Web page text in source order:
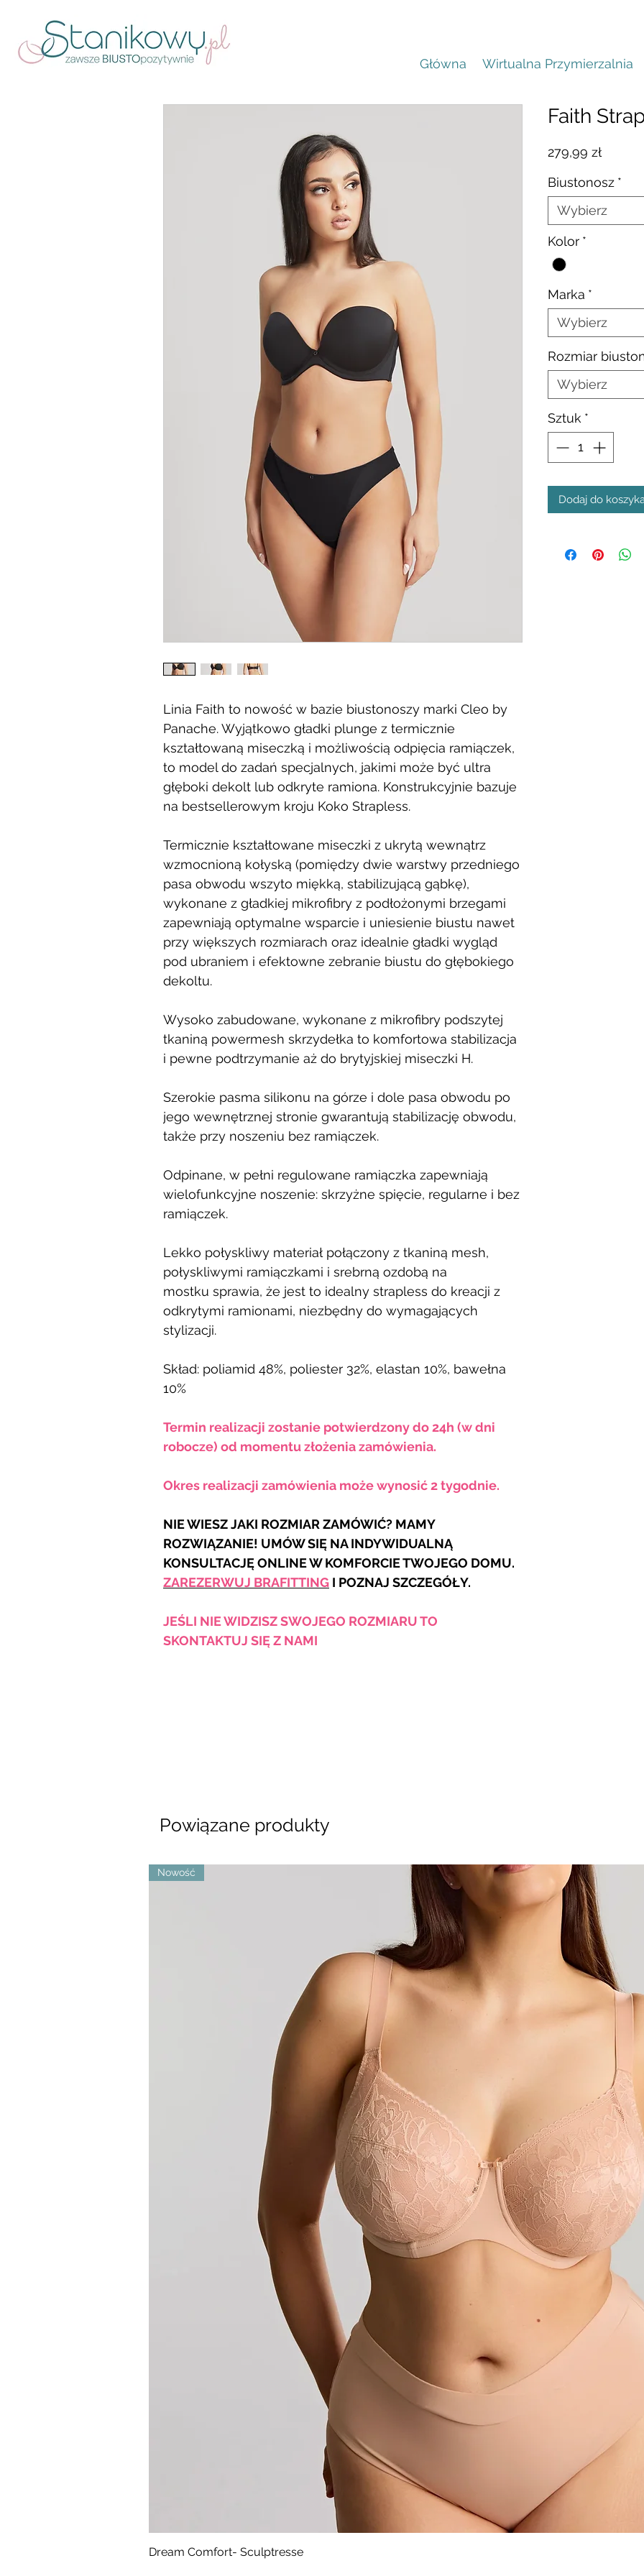
Główna Wirtualna Przymierzalnia
Linia Faith to nowość w bazie biustonoszy marki Cleo by
Panache. Wyjątkowo gładki plunge z termicznie
kształtowaną miseczką i możliwością odpięcia ramiączek,
to model do zadań specjalnych, jakimi może być ultra
głęboki dekolt lub odkryte ramiona. Konstrukcyjnie bazuje
na bestsellerowym kroju Koko Strapless.
Termicznie kształtowane miseczki z ukrytą wewnątrz
wzmocnioną kołyską (pomiędzy dwie warstwy przedniego
pasa obwodu wszyto miękką, stabilizującą gąbkę),
wykonane z gładkiej mikrofibry z podłożonymi brzegami
zapewniają optymalne wsparcie i uniesienie biustu nawet
przy większych rozmiarach oraz idealnie gładki wygląd
pod ubraniem i efektowne zebranie biustu do głębokiego
dekoltu.
Wysoko zabudowane, wykonane z mikrofibry podszytej
tkaniną powermesh skrzydełka to komfortowa stabilizacja
i pewne podtrzymanie aż do brytyjskiej miseczki H.
Szerokie pasma silikonu na górze i dole pasa obwodu po
jego wewnętrznej stronie gwarantują stabilizację obwodu,
także przy noszeniu bez ramiączek.
Odpinane, w pełni regulowane ramiączka zapewniają
wielofunkcyjne noszenie: skrzyżne spięcie, regularne i bez
ramiączek.
Lekko połyskliwy materiał połączony z tkaniną mesh,
połyskliwymi ramiączkami i srebrną ozdobą na
mostku sprawia, że jest to idealny strapless do kreacji z
odkrytymi ramionami, niezbędny do wymagających
stylizacji.
Skład: poliamid 48%, poliester 32%, elastan 10%, bawełna
10%
Termin realizacji zostanie potwierdzony do 24h (w dni
robocze) od momentu złożenia zamówienia.
Okres realizacji zamówienia może wynosić 2 tygodnie.
NIE WIESZ JAKI ROZMIAR ZAMÓWIĆ? MAMY
ROZWIĄZANIE! UMÓW SIĘ NA INDYWIDUALNĄ
KONSULTACJĘ ONLINE W KOMFORCIE TWOJEGO DOMU.
ZAREZERWUJ BRAFITTING I POZNAJ SZCZEGÓŁY.
JEŚLI NIE WIDZISZ SWOJEGO ROZMIARU TO
SKONTAKTUJ SIĘ Z NAMI
Faith
279,99 złCena
Biustonosz *
Wybierz
Kolor *
Marka *
Wybierz
Rozmiar
Wybierz
Sztuk *
Dodaj do koszyka
Powiązane produkty
Nowość
Dream Comfort- Sculptresse